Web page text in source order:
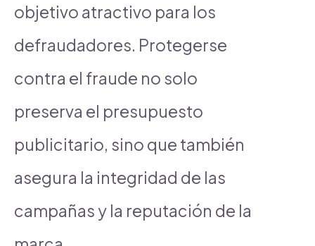
objetivo atractivo para los
defraudadores. Protegerse
contra el fraude no solo
preserva el presupuesto
publicitario, sino que también
asegura la integridad de las
campañas y la reputación de la